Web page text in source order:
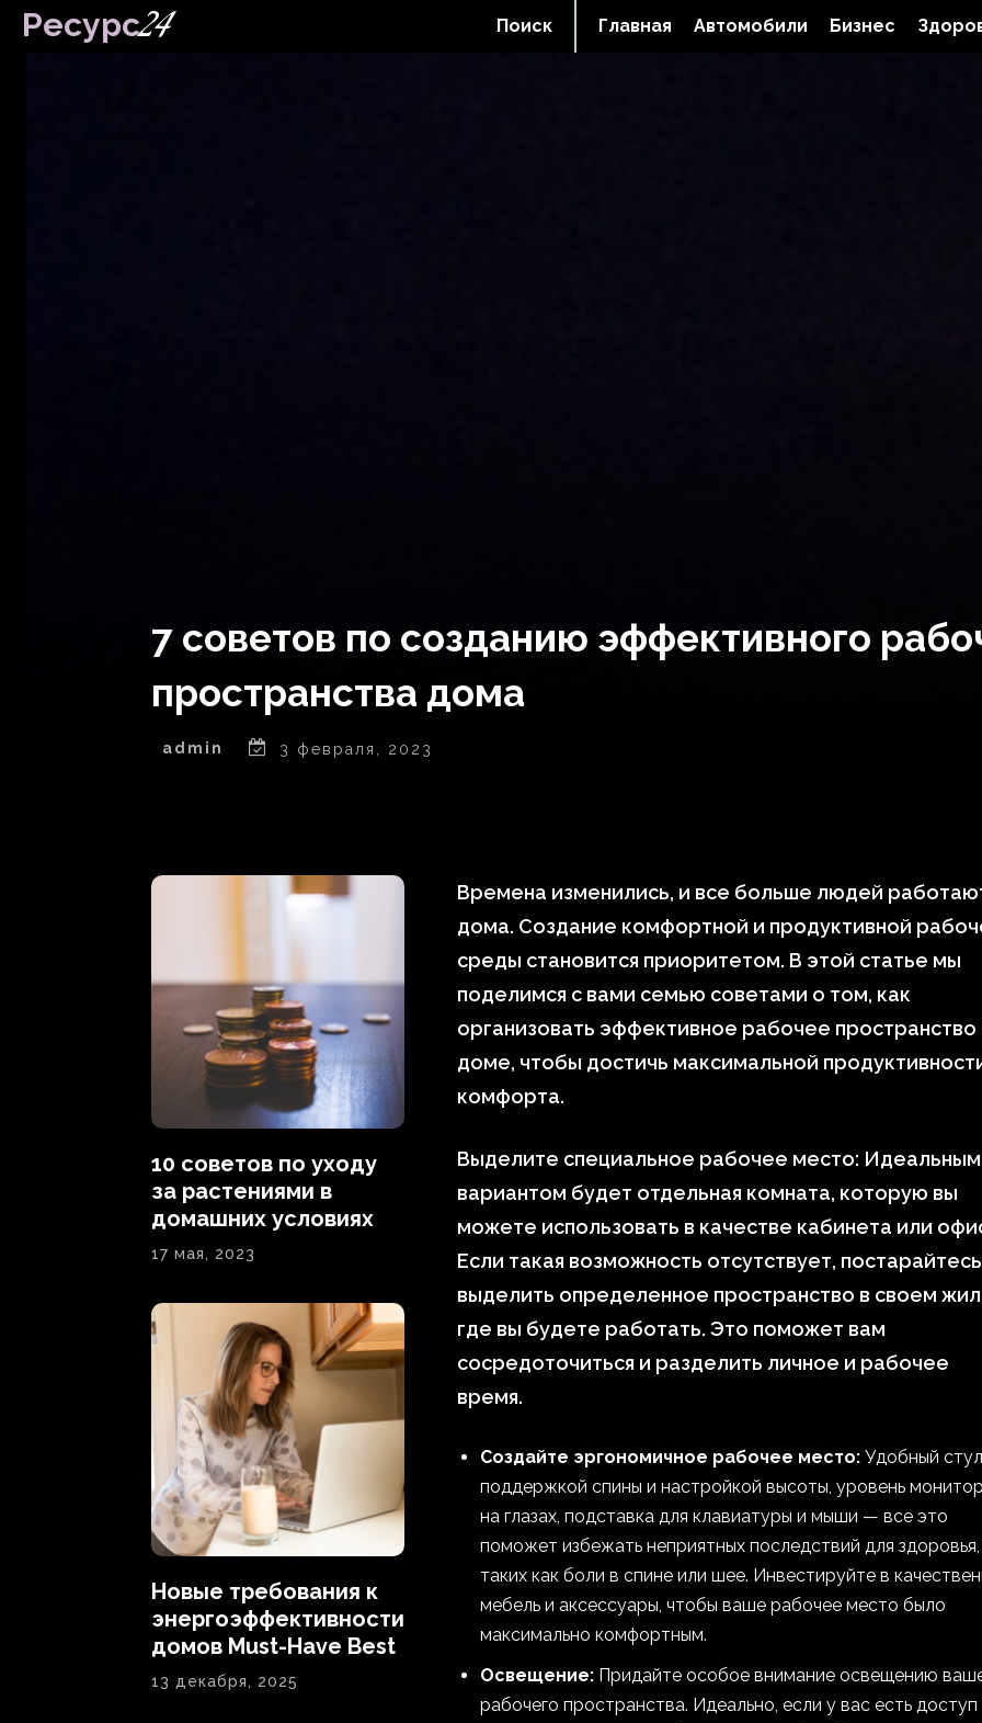
Ресурс24 Главная Автомобили Бизнес
Поиск
7 советов по созданию эффективного
пространства дома
admin 3 февраля, 2023
10 советов по уходу
за растениями в
домашних условиях
17 мая, 2023
Новые требования к
энергоэффективности
домов Must-Have Best
13 декабря, 2025
Времена изменились, и все больше людей
дома. Создание комфортной и продуктивной
среды становится приоритетом. В этой статье мы
поделимся с вами семью советами о том, как
организовать эффективное рабочее пространство
доме, чтобы достичь максимальной
комфорта.
Выделите специальное рабочее место: Идеальным
вариантом будет отдельная комната, которую вы
можете использовать в качестве кабинета или
Если такая возможность отсутствует, постарайтесь
выделить определенное пространство в своем
где вы будете работать. Это поможет вам
сосредоточиться и разделить личное и рабочее
время.
Создайте эргономичное рабочее место: Удобный
поддержкой спины и настройкой высоты, уровень
на глазах, подставка для клавиатуры и мыши — все это
поможет избежать неприятных последствий для здоровья,
таких как боли в спине или шее. Инвестируйте в
мебель и аксессуары, чтобы ваше рабочее место было
максимально комфортным.
Освещение: Придайте особое внимание освещению
рабочего пространства. Идеально, если у вас есть доступ